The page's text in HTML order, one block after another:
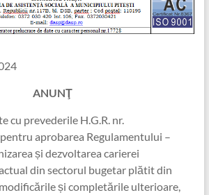
ANUNŢ
prevederile H.G.R. nr.
aprobarea Regulamentului –
și dezvoltarea carierei
din sectorul bugetar plătit din
și completările ulterioare,